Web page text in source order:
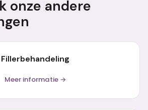
onze andere
Fillerbehandeling
Meer informatie →